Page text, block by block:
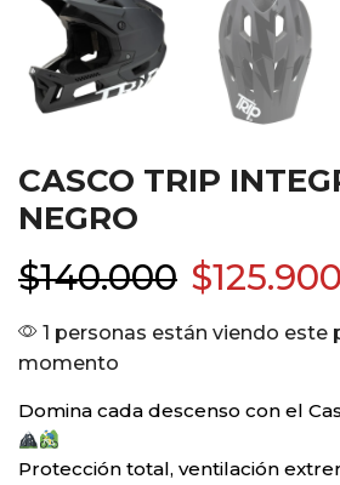
CASCO TRIP
NEGRO
$140.000 $125.900
1 personas están viendo este
momento
Domina cada descenso con el
Protección total, ventilación